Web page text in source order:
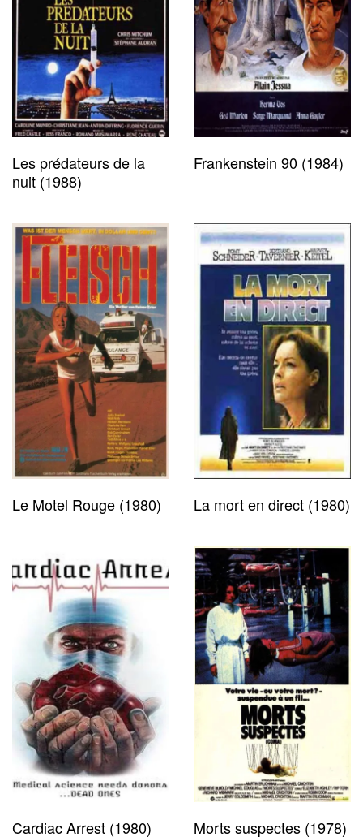
Les prédateurs de la
nuit (1988)
Frankenstein 90 (1984)
Le Motel Rouge (1980) La mort en direct (1980)
Cardiac Arrest (1980) Morts suspectes (1978)